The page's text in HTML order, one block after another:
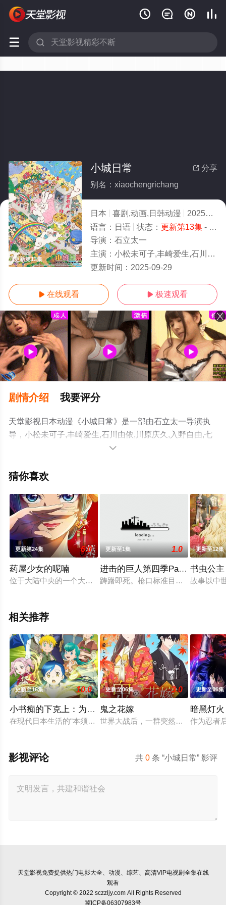
   
 
更新第13集
 分享
小城日常
别名：xiaochengrichang
日本 喜剧,动画,日韩动漫 2025
1.0
语言： 日语 状态： 更新第13集- 免费在线观看
导演： 石立太一
主演： 小松未可子,丰崎爱生,石川由依,川原庆久,入野自由,七濑彩夏,田所梓,和久井优,子安武人,浅野真弓,大桥
更新时间： 2025-09-29
 在线观看  极速观看
剧情介绍 我要评分
天堂影视日本动漫《小城日常》是一部由石立太一导演执
导，小松未可子,丰崎爱生,石川由依,川原庆久,入野自由,七
濑彩夏,田所梓,和久井优,子安武人,浅野真弓,大桥贤一郎,猪
臣,水内清光,后藤邑子,土门仁,福山润,金子诚,高坂笃志,大塚
减完整版动漫全集就上天堂电影网，更多相关信息可移步
至豆瓣动漫、电视猫或剧情网等平台了解。

猜你喜欢
更新第24集 6.0
药屋少女的呢喃
位于大陆中央的一个大国。那个国家皇帝的妃子们住的后宫中
更新至1集 1.0
进击的巨人第四季Part3
踌躇即死。枪口标准目标，扣下扳机
更新至12集
书虫公主
故事以中
相关推荐
更新至16集 10.0
小书痴的下克上：为了成为图书管理员不择手段！第四季
在现代日本生活的“本须丽乃”，在决定就职于自己所心愿的图
更新至06集 3.0
鬼之花嫁
世界大战后，一群突然现身的妖怪帮
更新至06集
暗黑灯火
作为忍者
共0 条 “小城日常” 影评
影视评论
天堂影视免费提供热门电影大全、动漫、综艺、高清VIP电视剧全集在线
观看
Copyright © 2022 sczzljy.com All Rights Reserved
冀ICP备06307983号